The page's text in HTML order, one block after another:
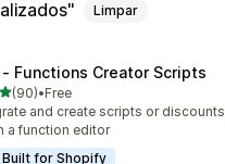
Limpar
‑ Functions Creator Scripts
5 estrelas
(90)de avaliações
•Free
and create scripts or discounts
a function editor
Built for Shopify